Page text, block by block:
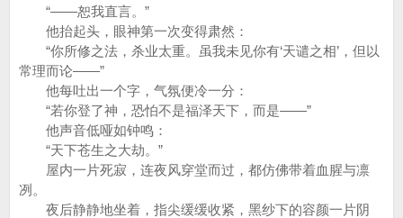
“——恕我直言。”
他抬起头，眼神第一次变得肃然：
“你所修之法，杀业太重。虽我未见你有‘天谴之相’，但以
常理而论——”
他每吐出一个字，气氛便冷一分：
“若你登了神，恐怕不是福泽天下，而是——”
他声音低哑如钟鸣：
“天下苍生之大劫。”
屋内一片死寂，连夜风穿堂而过，都仿佛带着血腥与凛
冽。
夜后静静地坐着，指尖缓缓收紧，黑纱下的容颜一片阴